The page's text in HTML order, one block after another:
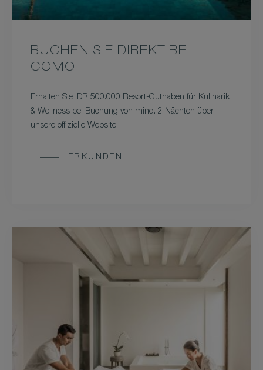
BUCHEN SIE DIREKT BEI
COMO
Erhalten Sie IDR 500.000 Resort-Guthaben für Kulinarik
& Wellness bei Buchung von mind. 2 Nächten über
unsere offizielle Website.
ERKUNDEN